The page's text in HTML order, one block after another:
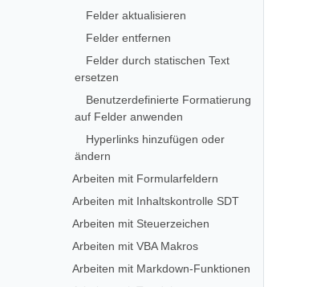
Felder aktualisieren
Felder entfernen
Felder durch statischen Text
ersetzen
Benutzerdefinierte Formatierung
auf Felder anwenden
Hyperlinks hinzufügen oder
ändern
Arbeiten mit Formularfeldern
Arbeiten mit Inhaltskontrolle SDT
Arbeiten mit Steuerzeichen
Arbeiten mit VBA Makros
Arbeiten mit Markdown-Funktionen